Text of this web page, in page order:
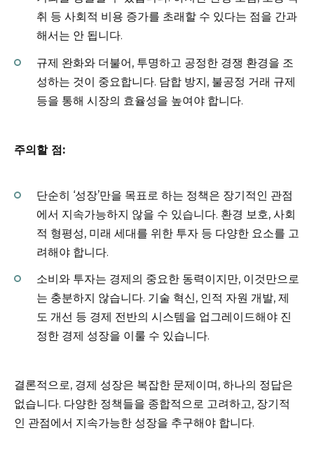
취 등 사회적 비용 증가를 초래할 수 있다는 점을 간과
해서는 안 됩니다.
규제 완화와 더불어, 투명하고 공정한 경쟁 환경을 조
성하는 것이 중요합니다. 담합 방지, 불공정 거래 규제
등을 통해 시장의 효율성을 높여야 합니다.
주의할 점:
단순히 ‘성장’만을 목표로 하는 정책은 장기적인 관점
에서 지속가능하지 않을 수 있습니다. 환경 보호, 사회
적 형평성, 미래 세대를 위한 투자 등 다양한 요소를 고
려해야 합니다.
소비와 투자는 경제의 중요한 동력이지만, 이것만으로
는 충분하지 않습니다. 기술 혁신, 인적 자원 개발, 제
도 개선 등 경제 전반의 시스템을 업그레이드해야 진
정한 경제 성장을 이룰 수 있습니다.
결론적으로, 경제 성장은 복잡한 문제이며, 하나의 정답은
없습니다. 다양한 정책들을 종합적으로 고려하고, 장기적
인 관점에서 지속가능한 성장을 추구해야 합니다.